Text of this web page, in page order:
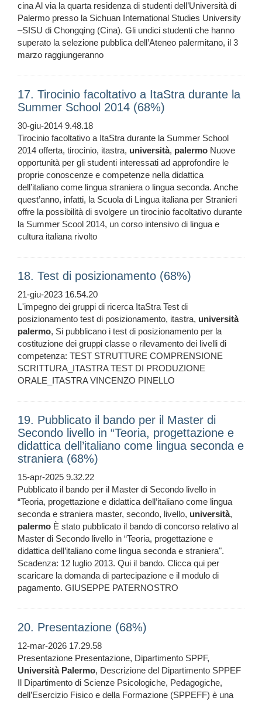
cina Al via la quarta residenza di studenti dell’Università di
Palermo presso la Sichuan International Studies University
–SISU di Chongqing (Cina). Gli undici studenti che hanno
superato la selezione pubblica dell’Ateneo palermitano, il 3
marzo raggiungeranno
17. Tirocinio facoltativo a ItaStra durante la
Summer School 2014 (68%)
30-giu-2014 9.48.18
Tirocinio facoltativo a ItaStra durante la Summer School
2014 offerta, tirocinio, itastra, università, palermo Nuove
opportunità per gli studenti interessati ad approfondire le
proprie conoscenze e competenze nella didattica
dell’italiano come lingua straniera o lingua seconda. Anche
quest’anno, infatti, la Scuola di Lingua italiana per Stranieri
offre la possibilità di svolgere un tirocinio facoltativo durante
la Summer Scool 2014, un corso intensivo di lingua e
cultura italiana rivolto
18. Test di posizionamento (68%)
21-giu-2023 16.54.20
L'impegno dei gruppi di ricerca ItaStra Test di
posizionamento test di posizionamento, itastra, università
palermo, Si pubblicano i test di posizionamento per la
costituzione dei gruppi classe o rilevamento dei livelli di
competenza: TEST STRUTTURE COMPRENSIONE
SCRITTURA_ITASTRA TEST DI PRODUZIONE
ORALE_ITASTRA VINCENZO PINELLO
19. Pubblicato il bando per il Master di
Secondo livello in “Teoria, progettazione e
didattica dell’italiano come lingua seconda e
straniera (68%)
15-apr-2025 9.32.22
Pubblicato il bando per il Master di Secondo livello in
“Teoria, progettazione e didattica dell’italiano come lingua
seconda e straniera master, secondo, livello, università,
palermo È stato pubblicato il bando di concorso relativo al
Master di Secondo livello in “Teoria, progettazione e
didattica dell’italiano come lingua seconda e straniera".
Scadenza: 12 luglio 2013. Qui il bando. Clicca qui per
scaricare la domanda di partecipazione e il modulo di
pagamento. GIUSEPPE PATERNOSTRO
20. Presentazione (68%)
12-mar-2026 17.29.58
Presentazione Presentazione, Dipartimento SPPF,
Università Palermo, Descrizione del Dipartimento SPPEF
Il Dipartimento di Scienze Psicologiche, Pedagogiche,
dell’Esercizio Fisico e della Formazione (SPPEFF) è una